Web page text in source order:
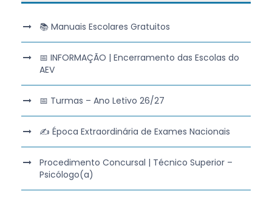
📚 Manuais Escolares Gratuitos
📅 INFORMAÇÃO | Encerramento das Escolas do
AEV
📅 Turmas – Ano Letivo 26/27
✍️ Época Extraordinária de Exames Nacionais
Procedimento Concursal | Técnico Superior –
Psicólogo(a)